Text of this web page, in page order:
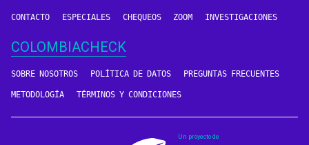
CONTACTO ESPECIALES CHEQUEOS ZOOM INVESTIGACIONES
COLOMBIACHECK
SOBRE NOSOTROS POLÍTICA DE DATOS PREGUNTAS FRECUENTES
METODOLOGÍA TÉRMINOS Y CONDICIONES
Un proyecto de